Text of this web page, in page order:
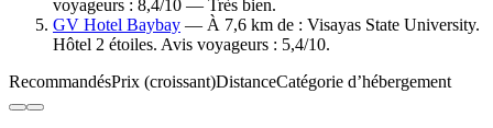
voyageurs : 8,4/10 — Très bien.
GV Hotel Baybay — À 7,6 km de : Visayas State University.
Hôtel 2 étoiles. Avis voyageurs : 5,4/10.
RecommandésPrix (croissant)DistanceCatégorie d’hébergement